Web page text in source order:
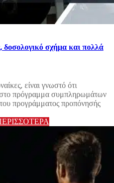
δοσολογικό σχήμα και πολλά
είναι γνωστό ότι
πρόγραμμα συμπληρωμάτων
προγράμματος προπόνησής